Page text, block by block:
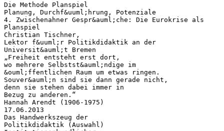
Die Methode Planspiel
Planung, Durchf&uuml;hrung, Potenziale
4. Zwischenahner Gespr&auml;che: Die Eurokrise als
Planspiel
Christian Tischner,
Lektor f&uuml;r Politikdidaktik an der
Universit&auml;t Bremen
„Freiheit entsteht erst dort,
wo mehrere Selbstst&auml;ndige im
&ouml;ffentlichen Raum um etwas ringen.
Souver&auml;n sind sie dann gerade nicht,
denn sie stehen dabei immer in
Bezug zu anderen.“
Hannah Arendt (1906-1975)
17.06.2013
Das Handwerkszeug der
Politikdidaktik (Auswahl)